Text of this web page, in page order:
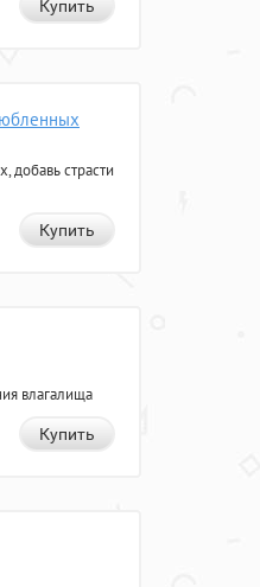
Купить
добавь страсти
Купить
влагалища
Купить